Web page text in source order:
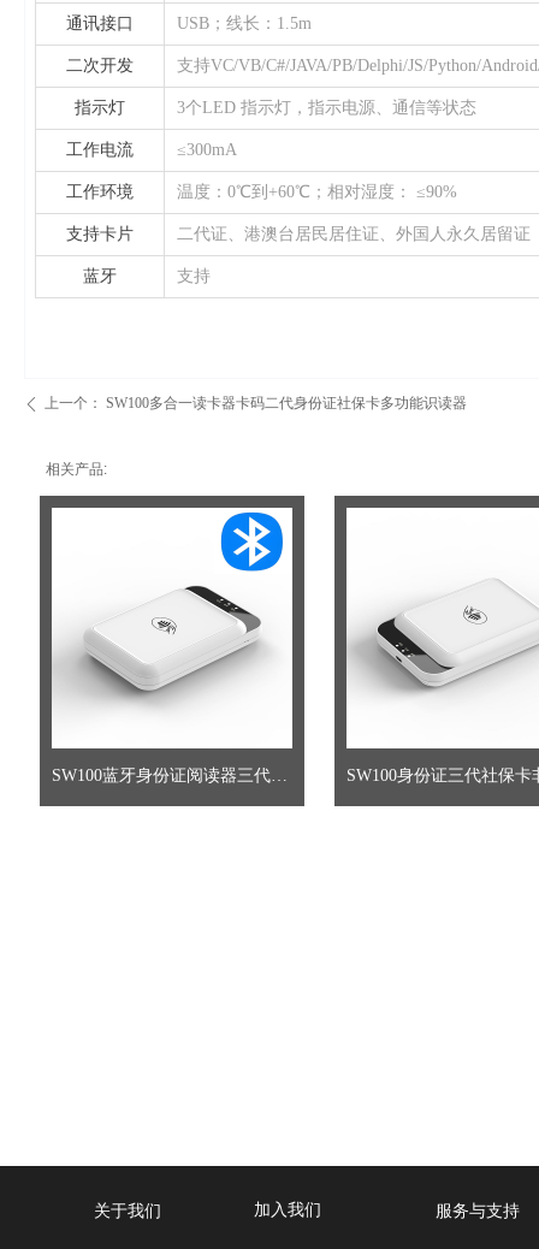
相关产品:
SW100蓝牙身份证阅读器三代社保卡非接二合一蓝牙读卡器
通讯接口 USB；线长：1.5m
二次开发 支持VC/VB/C#/JAVA/PB/Delphi/JS/Python/
指示灯 3个LED 指示灯，指示电源、通信等状态
工作电流 ≤300mA
工作环境 温度：0℃到+60℃；相对湿度： ≤90%
支持卡片 二代证、港澳台居民居住证、外国人永久居留证
蓝牙 支持
ꄴ 上一个： SW100多合一读卡器卡码二代身份证社保卡多功能识读器
关于我们 加入我们 服务与支持